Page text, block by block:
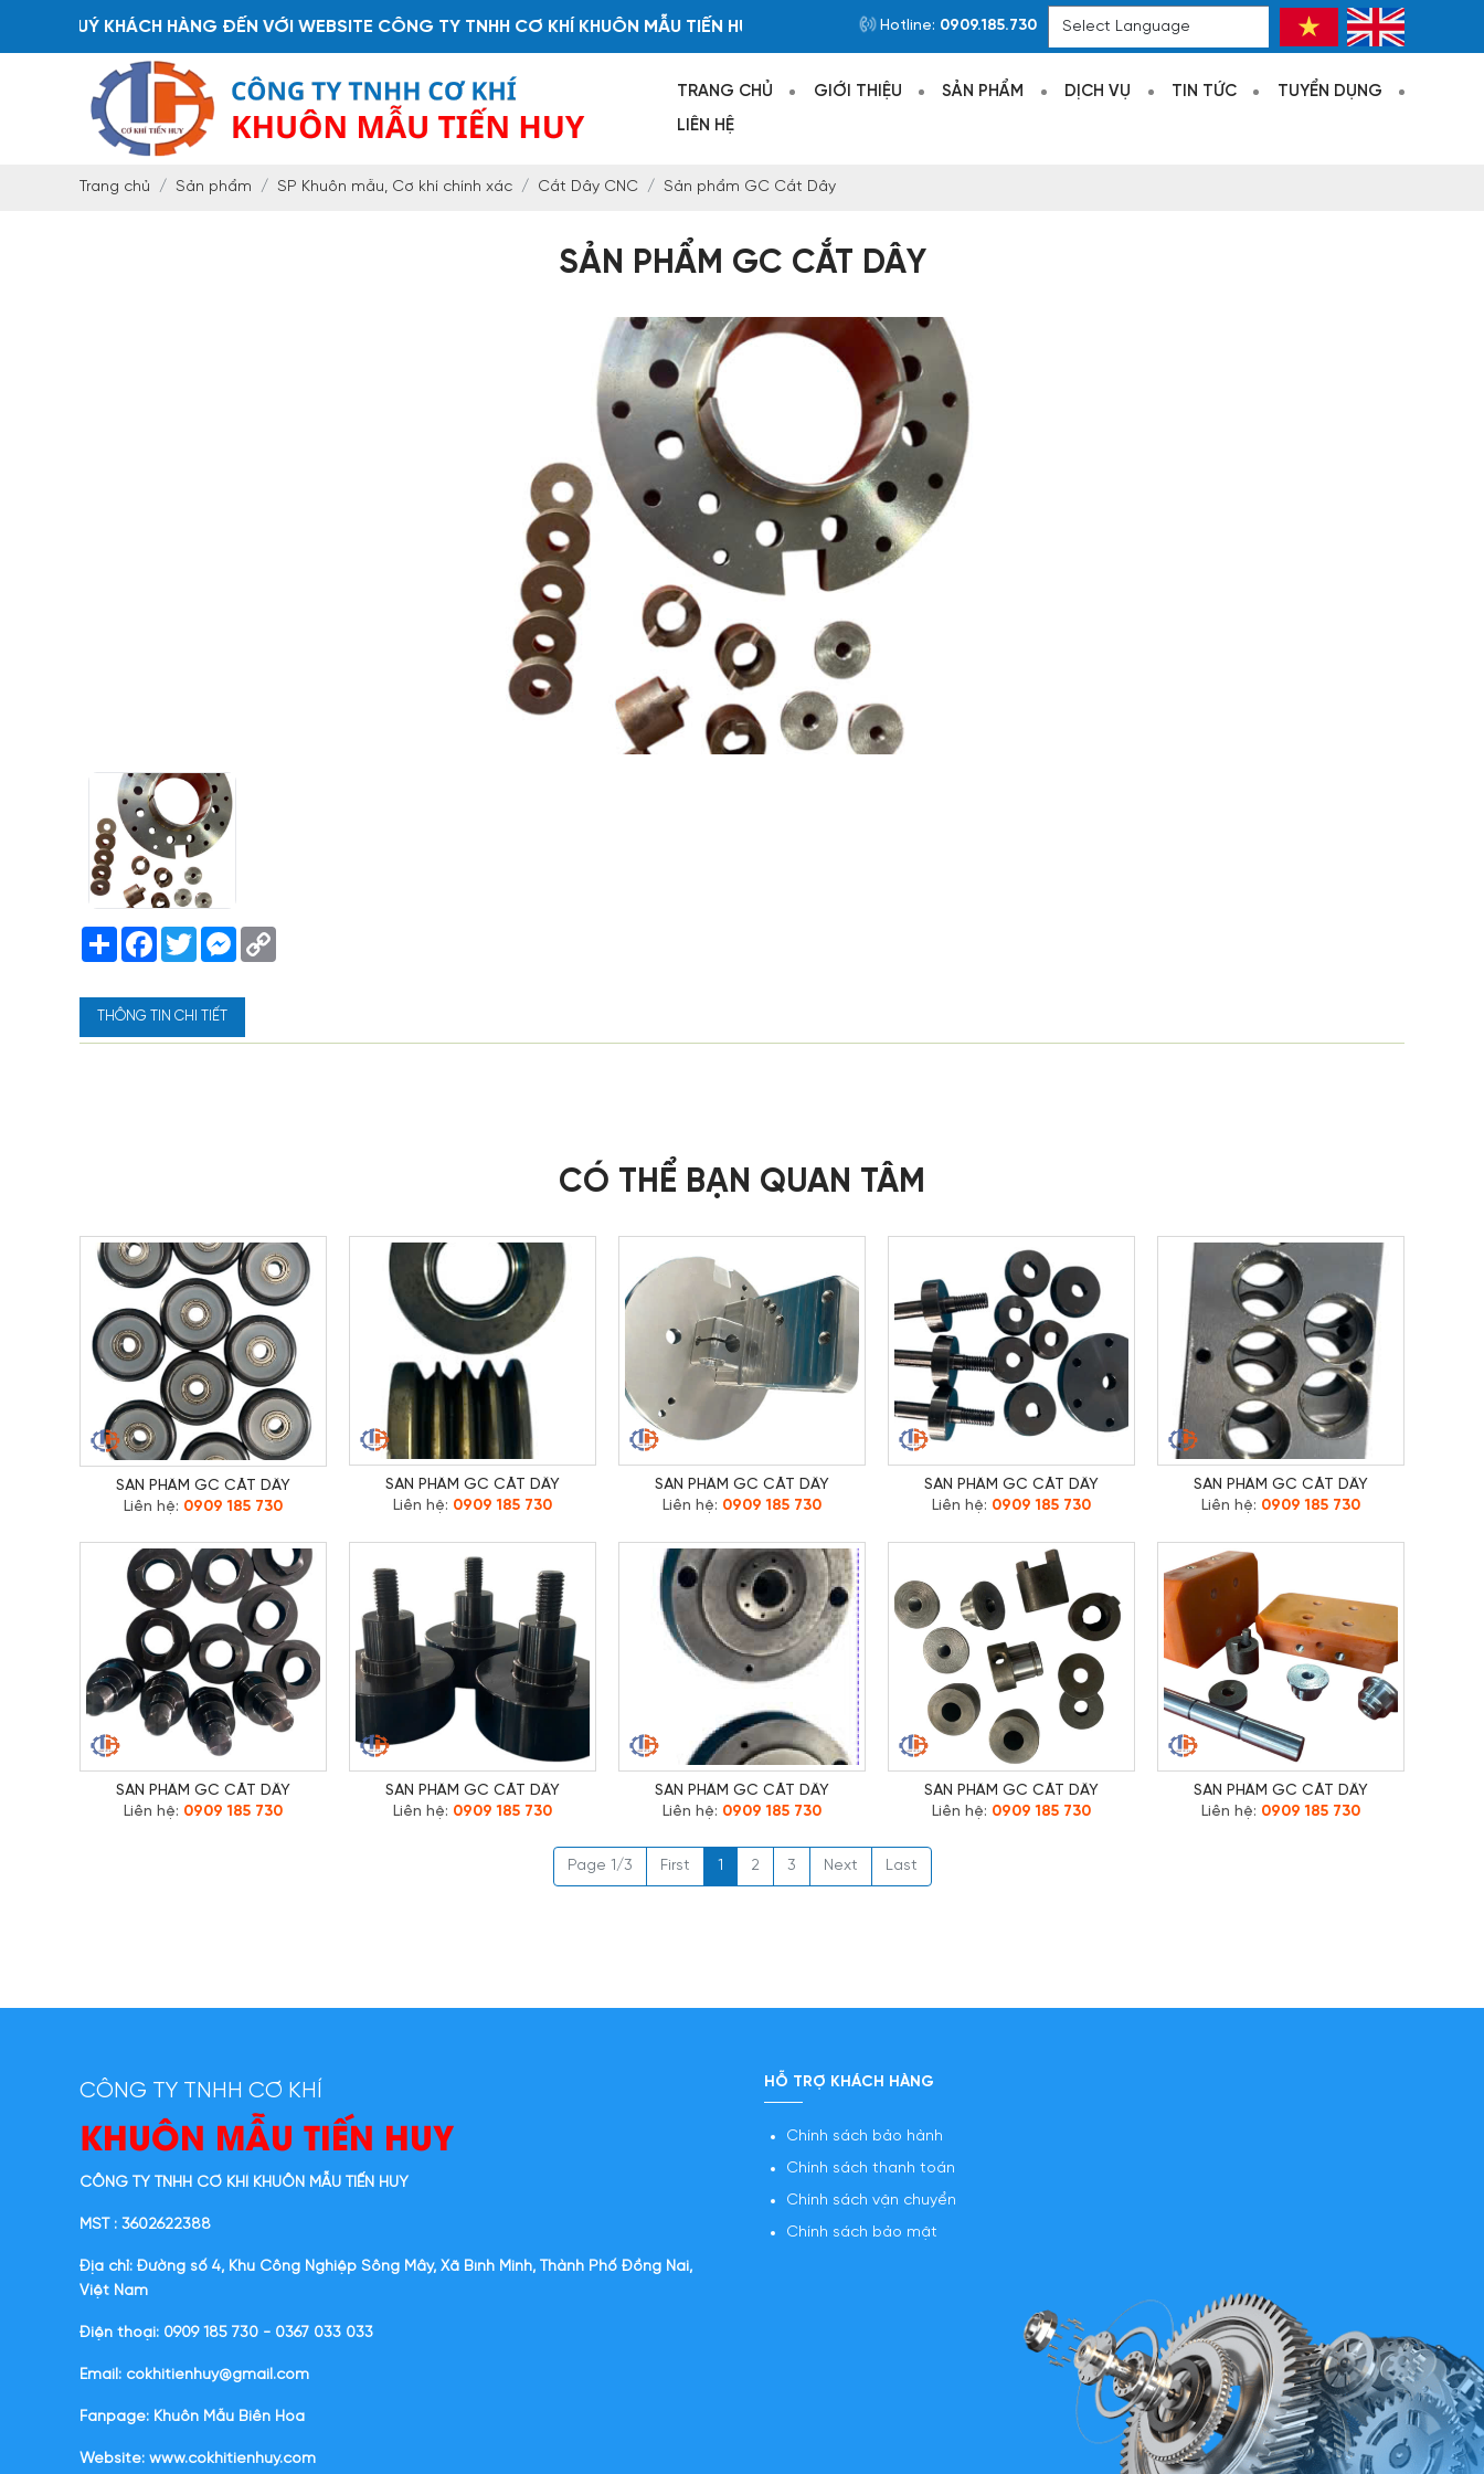
KHÁCH HÀNG ĐẾN VỚI WEBSITE CÔNG TY TNHH CƠ KHÍ KHUÔN MẪU TIẾN HUY Hotline: 0909.185.730
TRANG CHỦ GIỚI THIỆU SẢN PHẨM DỊCH VỤ TIN TỨC
TUYỂN DỤNG
LIÊN HỆ
Trang chủ Sản phẩm SP Khuôn mẫu, Cơ khí chính xác Cắt Dây CNC Sản phẩm GC Cắt Dây
SẢN PHẨM GC CẮT DÂY
Share Facebook
TwitterMessenger
THÔNG TIN CHI TIẾT
CÓ THỂ BẠN QUAN TÂM
SẢN PHẨM GC CẮT DÂY
Liên hệ: 0909 185 730
SẢN PHẨM GC CẮT DÂY
Liên hệ: 0909 185 730
SẢN PHẨM GC CẮT DÂY
Liên hệ: 0909 185 730
SẢN PHẨM GC CẮT DÂY
Liên hệ: 0909 185 730
SẢN PHẨM GC CẮT DÂY
Liên hệ: 0909 185 730
SẢN PHẨM GC CẮT DÂY
Liên hệ: 0909 185 730
SẢN PHẨM GC CẮT DÂY
Liên hệ: 0909 185 730
SẢN PHẨM GC CẮT DÂY
Liên hệ: 0909 185 730
SẢN PHẨM GC CẮT DÂY
Liên hệ: 0909 185 730
SẢN PHẨM GC CẮT DÂY
Liên hệ: 0909 185 730
Page 1/3 First 1 2 3 Next Last
CÔNG TY TNHH CƠ KHÍ
KHUÔN MẪU TIẾN HUY
CÔNG TY TNHH CƠ KHÍ KHUÔN MẪU TIẾN HUY
MST : 3602622388
Địa chỉ: Đường số 4, Khu Công Nghiệp Sông Mây, Xã Bình Minh, Thành Phố Đồng Nai,
Việt Nam
Điện thoại: 0909 185 730 - 0367 033 033
Email: cokhitienhuy@gmail.com
Fanpage: Khuôn Mẫu Biên Hòa
Website: www.cokhitienhuy.com
HỖ TRỢ KHÁCH HÀNG
Chính sách bảo hành
Chính sách thanh toán
Chính sách vận chuyển
Chính sách bảo mật